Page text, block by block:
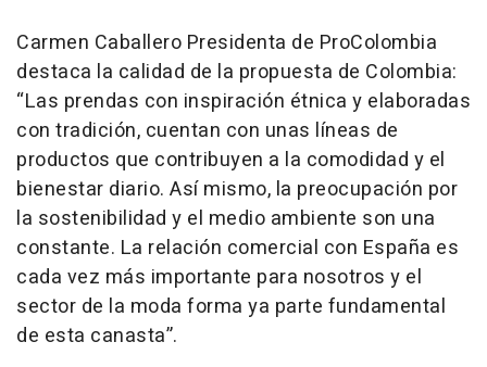
Carmen Caballero Presidenta de ProColombia
destaca la calidad de la propuesta de Colombia:
“Las prendas con inspiración étnica y elaboradas
con tradición, cuentan con unas líneas de
productos que contribuyen a la comodidad y el
bienestar diario. Así mismo, la preocupación por
la sostenibilidad y el medio ambiente son una
constante. La relación comercial con España es
cada vez más importante para nosotros y el
sector de la moda forma ya parte fundamental
de esta canasta”.